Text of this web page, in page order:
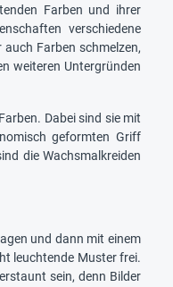
Farben und ihrer
verschiedene
Farben schmelzen,
weiteren Untergründen
Dabei sind sie mit
geformten Griff
die Wachsmalkreiden
und dann mit einem
leuchtende Muster frei.
sein, denn Bilder